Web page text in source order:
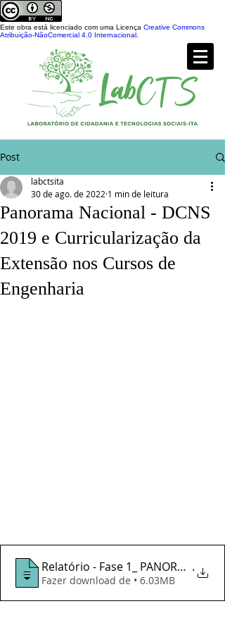
Este obra está licenciado com uma Licença Creative Commons
Atribuição-NãoComercial 4.0 Internacional
Post
Panorama Nacional - DCNS
2019 e Curricularização da
Extensão nos Cursos de
Engenharia
labctsita
30 de ago. de 2022 1 min de leitura
Relatório - Fase 1_ PANORAMA
.
Fazer download de • 6.03MB